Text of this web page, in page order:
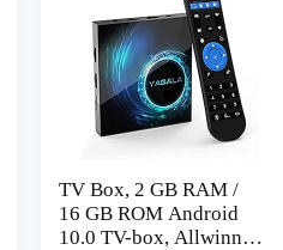
TV Box, 2 GB RAM /
16 GB ROM Android
10.0 TV-box, Allwinner